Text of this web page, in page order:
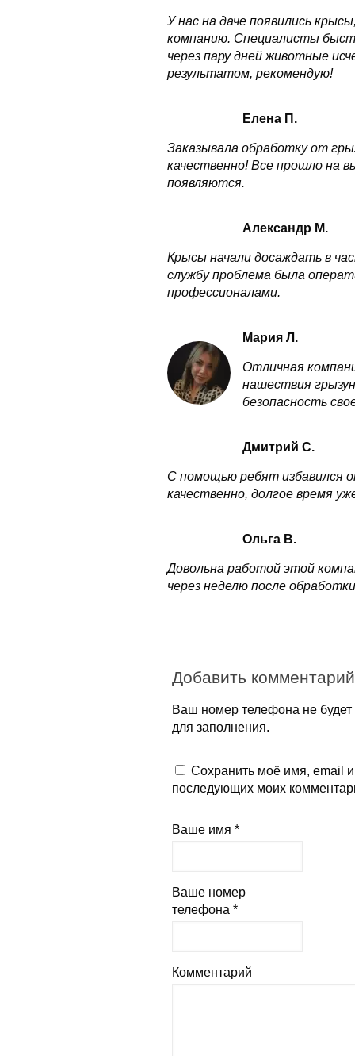
У нас на даче появились
компанию. Специалисты
через пару дней животные
результатом, рекомендую!
Елена П.
Заказывала обработку от
качественно! Все прошло на
появляются.
Александр М.
Крысы начали досаждать в
службу проблема была
профессионалами.
Мария Л.
Отличная
нашествия
безопасность
Дмитрий С.
С помощью ребят избавился
качественно, долгое время
Ольга В.
Довольна работой этой
через неделю после
Добавить комментарий
Ваш номер телефона не
для заполнения.
Комментарий
Ваше имя *
Сохранить моё имя, email
последующих моих
Ваше номер
телефона *